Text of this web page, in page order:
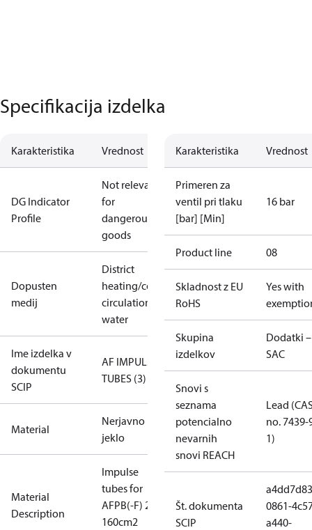
Specifikacija izdelka
Karakteristika Vrednost
DG Indicator
Profile
Not relevant
for
dangerous
goods
Dopusten
medij
District
heating/cooling
circulation
water
Ime izdelka v
dokumentu
SCIP
AF IMPULSE
TUBES (3)
Material
Nerjavno
jeklo
Material
Description
Impulse
tubes for
AFPB(-F) 2
160cm2
Karakteristika Vrednost
Primeren za
ventil pri tlaku
[bar] [Min]
16 bar
Product line 08
Skladnost z EU
RoHS
Yes with
Skupina
izdelkov
Dodatki –
SAC
Snovi s
seznama
potencialno
nevarnih
snovi REACH
Lead
no. 7439-
1)
Št. dokumenta
SCIP
0861-
a440-